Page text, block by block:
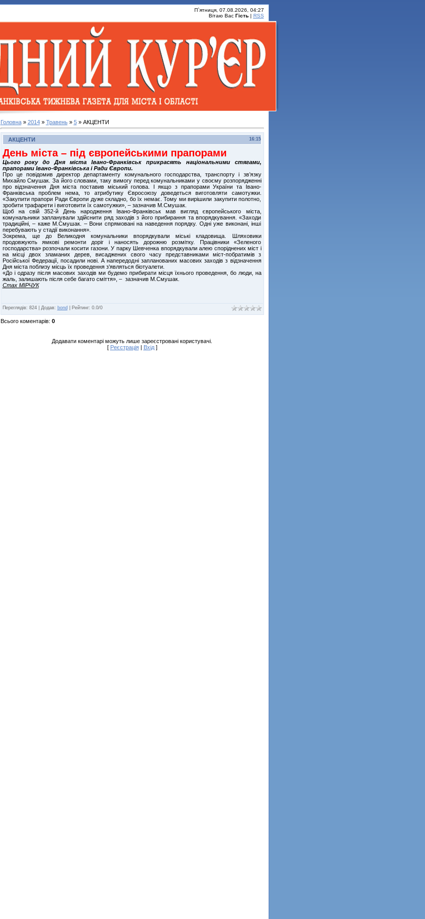
П`ятниця, 07.08.2026, 04:27
Вітаю Вас Гість| RSS
Головна» 2014 » Травень » 5» АКЦЕНТИ
16:15
АКЦЕНТИ
День міста – під європейськими прапорами
Цього року до Дня міста Івано-Франківськ прикрасять національними стягами,
прапорами Івано-Франківська і Ради Європи.
Про це повідомив директор департаменту комунального господарства, транспорту і зв’язку
Михайло Смушак. За його словами, таку вимогу перед комунальниками у своєму розпорядженні
про відзначення Дня міста поставив міський голова. І якщо з прапорами України та Івано-
Франківська проблем нема, то атрибутику Євросоюзу доведеться виготовляти самотужки.
«Закупити прапори Ради Європи дуже складно, бо їх немає. Тому ми вирішили закупити полотно,
зробити трафарети і виготовити їх самотужки», – зазначив М.Смушак.
Щоб на свій 352-й День народження Івано-Франківськ мав вигляд європейського міста,
комунальники запланували здійснити ряд заходів з його прибирання та впорядкування. «Заходи
традиційні, – каже М.Смушак. – Вони спрямовані на наведення порядку. Одні уже виконані, інші
перебувають у стадії виконання».
Зокрема, ще до Великодня комунальники впорядкували міські кладовища. Шляховики
продовжують ямкові ремонти доріг і наносять дорожню розмітку. Працівники «Зеленого
господарства» розпочали косити газони. У парку Шевченка впорядкували алею споріднених міст і
на місці двох зламаних дерев, висаджених свого часу представниками міст-побратимів з
Російської Федерації, посадили нові. А напередодні запланованих масових заходів з відзначення
Дня міста поблизу місць їх проведення з’являться біотуалети.
«До і одразу після масових заходів ми будемо прибирати місця їхнього проведення, бо люди, на
жаль, залишають після себе багато сміття», – зазначив М.Смушак.
Стах МІРЧУК
Переглядів: 824| Додав: bond Рейтинг: 0.0/0
Всього коментарів: 0
Додавати коментарі можуть лише зареєстровані користувачі.
[ Реєстрація| Вхід]